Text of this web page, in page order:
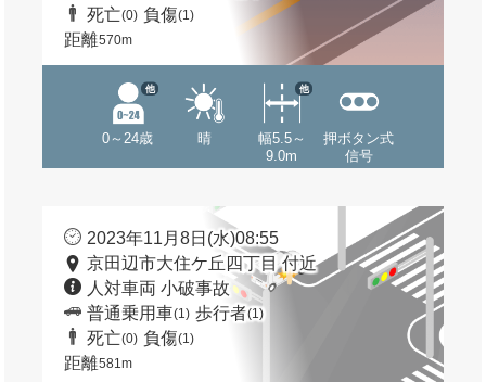
死亡(0) 負傷(1)
距離570m
0～24歳
他
晴
幅5.5～
9.0m
他
押ボタン式
信号
2023年11月8日(水)08:55
京田辺市大住ケ丘四丁目 付近
人対車両 小破事故
普通乗用車(1) 歩行者(1)
死亡(0) 負傷(1)
距離581m